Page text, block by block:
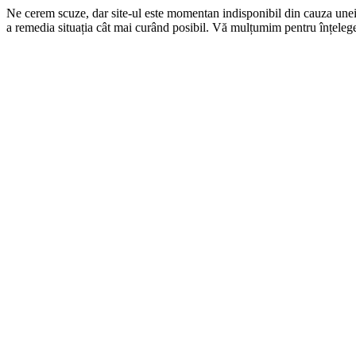
Ne cerem scuze, dar site-ul este momentan indisponibil din cauza
a remedia situația cât mai curând posibil. Vă mulțumim pentru